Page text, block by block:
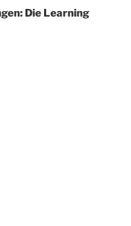
Die Learning